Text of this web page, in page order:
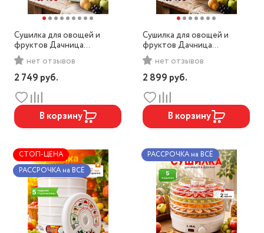
Сушилка для овощей и
фруктов Дачница
СШ-006Д белый/зеленый
нет отзывов
2 749 руб.
В корзину
Сушилка для овощей и
фруктов Дачница
СШ-010Д Люкс белый/
зеленый
нет отзывов
2 899 руб.
В корзину
СТОП-ЦЕНА
РАССРОЧКА на ВСЁ
РАССРОЧКА на ВСЁ